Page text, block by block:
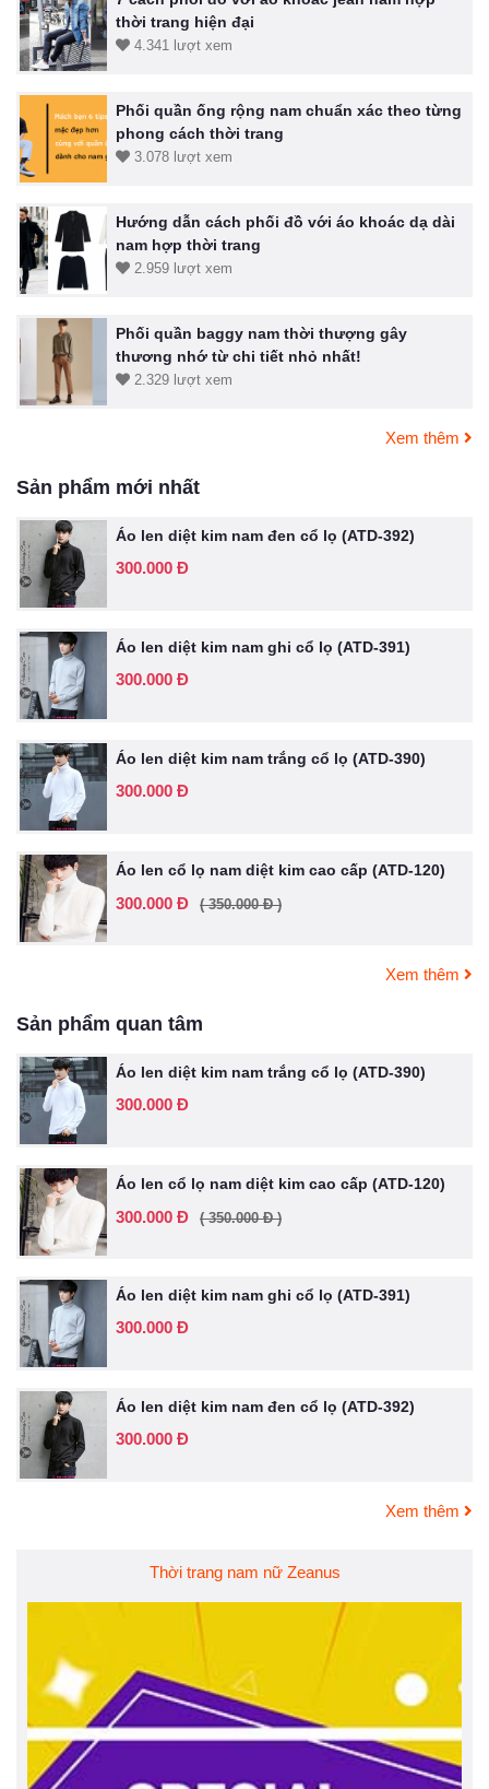
thời trang hiện đại
4.341 lượt xem
Phối quần ống rộng nam chuẩn xác theo từng
phong cách thời trang
3.078 lượt xem
Hướng dẫn cách phối đồ với áo khoác dạ dài
nam hợp thời trang
2.959 lượt xem
Phối quần baggy nam thời thượng gây
thương nhớ từ chi tiết nhỏ nhất!
2.329 lượt xem
Xem thêm
Sản phẩm mới nhất
Áo len diệt kim nam đen cổ lọ (ATD-392)
300.000 Đ
Áo len diệt kim nam ghi cổ lọ (ATD-391)
300.000 Đ
Áo len diệt kim nam trắng cổ lọ (ATD-390)
300.000 Đ
Áo len cổ lọ nam diệt kim cao cấp (ATD-120)
300.000 Đ ( 350.000 Đ )
Xem thêm
Sản phẩm quan tâm
Áo len diệt kim nam trắng cổ lọ (ATD-390)
300.000 Đ
Áo len cổ lọ nam diệt kim cao cấp (ATD-120)
300.000 Đ ( 350.000 Đ )
Áo len diệt kim nam ghi cổ lọ (ATD-391)
300.000 Đ
Áo len diệt kim nam đen cổ lọ (ATD-392)
300.000 Đ
Xem thêm
Thời trang nam nữ Zeanus